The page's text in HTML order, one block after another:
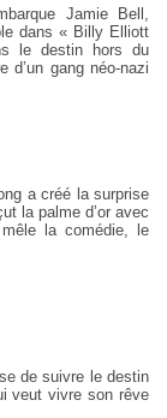
Jamie Bell,
dans « Billy Elliott
le destin hors du
d’un gang néo-nazi
a créé la surprise
la palme d’or avec
la comédie, le
de suivre le destin
veut vivre son rêve